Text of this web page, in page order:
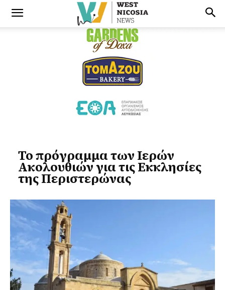
Το πρόγραμμα των Ιερών
Ακολουθιών για τις Εκκλησίες
της Περιστερώνας